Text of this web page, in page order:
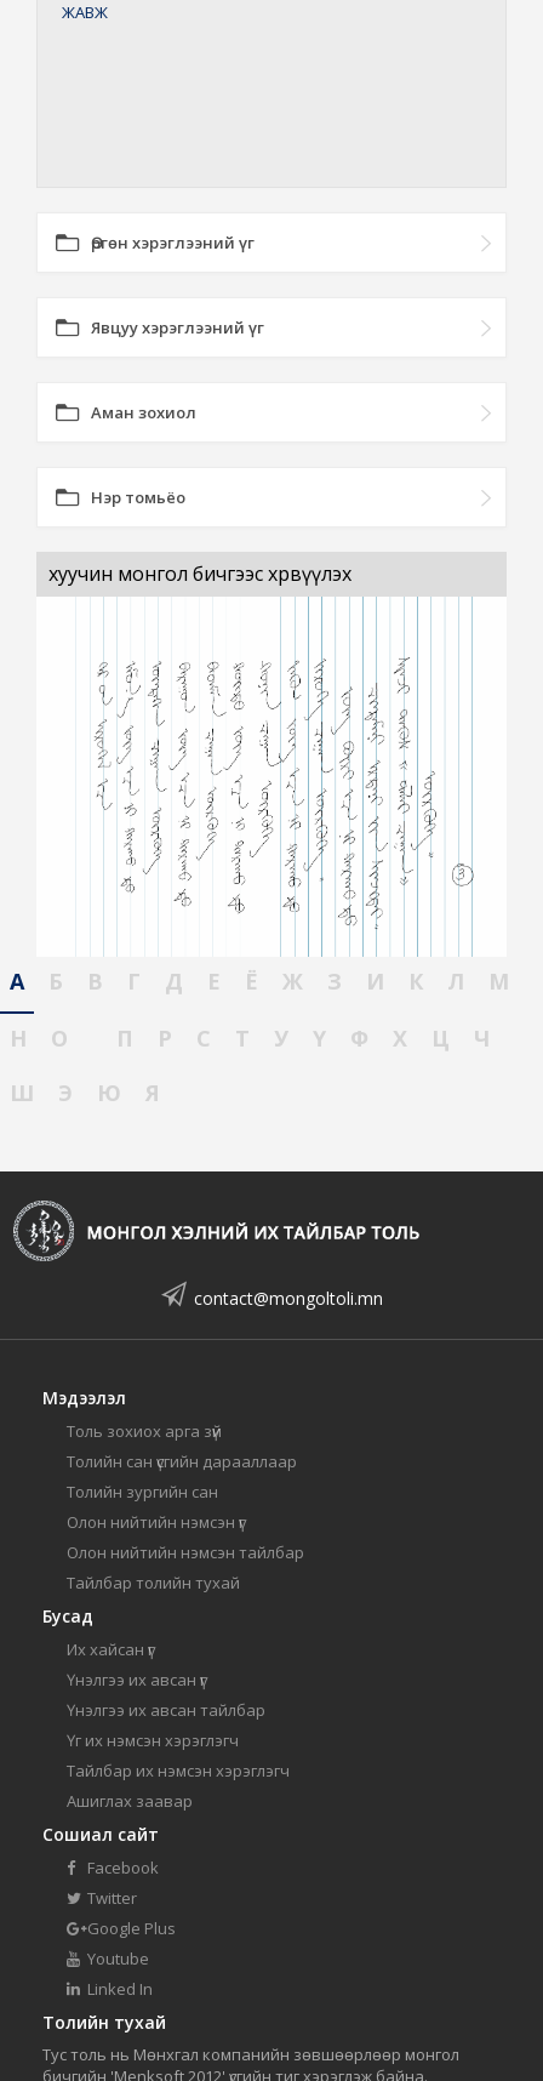
ЖАВЖ
Өргөн хэрэглээний үг
Явцуу хэрэглээний үг
Аман зохиол
Нэр томьёо
хуучин монгол бичгээс хөрвүүлэх
А Б В Г Д Е Ё Ж З И К Л
М
Н
О П Р С Т У Ү Ф Х Ц
Ч
Ш
Э Ю Я
contact@mongoltoli.mn
Мэдээлэл
Толь зохиох арга зүй
Толийн сан үсгийн дарааллаар
Толийн зургийн сан
Олон нийтийн нэмсэн үг
Олон нийтийн нэмсэн тайлбар
Тайлбар толийн тухай
Бусад
Их хайсан үг
Үнэлгээ их авсан үг
Үнэлгээ их авсан тайлбар
Үг их нэмсэн хэрэглэгч
Тайлбар их нэмсэн хэрэглэгч
Ашиглах заавар
Сошиал сайт
Facebook
Twitter
Google Plus
Youtube
Linked In
Толийн тухай
Тус толь нь Мөнхгал компанийн зөвшөөрлөөр монгол
бичгийн 'Menksoft 2012' үсгийн тиг хэрэглэж байна.